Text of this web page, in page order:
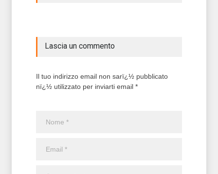
Lascia un commento
Il tuo indirizzo email non sarï¿½ pubblicato
nï¿½ utilizzato per inviarti email *